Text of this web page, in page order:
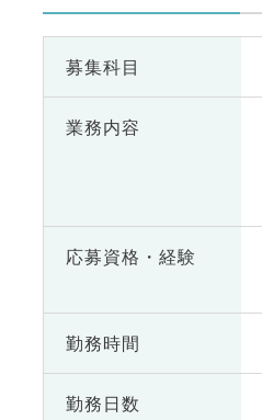
募集科目
業務内容
応募資格・ 経験
勤務時間
勤務日数